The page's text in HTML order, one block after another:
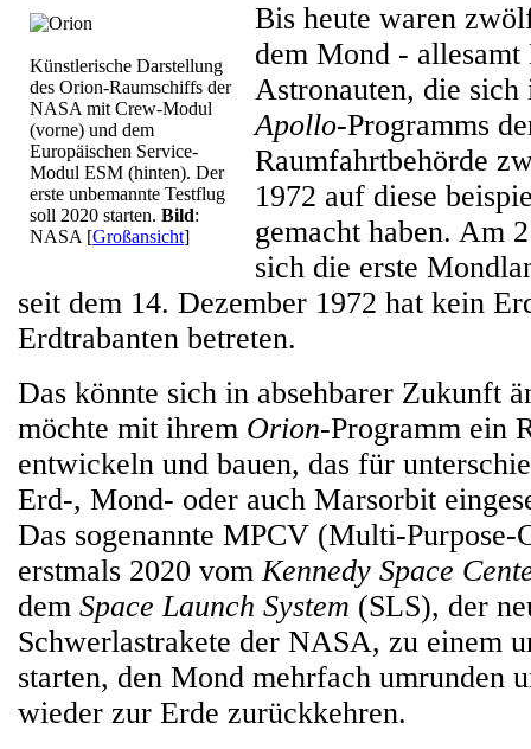
Künstlerische Darstellung
des Orion-Raumschiffs der
NASA mit Crew-Modul
(vorne) und dem
Europäischen Service-
Modul ESM (hinten). Der
erste unbemannte Testflug
soll 2020 starten. Bild:
NASA [Großansicht]
Bis heute waren
dem Mond -
Astronauten, die sich
Apollo-Programms
Raumfahrtbehörde
1972 auf diese
gemacht haben. Am
sich die erste
seit dem 14. Dezember 1972 hat kein
Erdtrabanten betreten.
Das könnte sich in absehbarer Zukunft
möchte mit ihrem Orion-Programm ein
entwickeln und bauen, das für
Erd-, Mond- oder auch Marsorbit
Das sogenannte MPCV (Multi-
erstmals 2020 vomKennedy Space
dem Space Launch System (SLS), der
Schwerlastrakete der NASA, zu einem
starten, den Mond mehrfach umrunden
wieder zur Erde zurückkehren.